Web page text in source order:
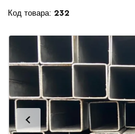
Код товара: 232